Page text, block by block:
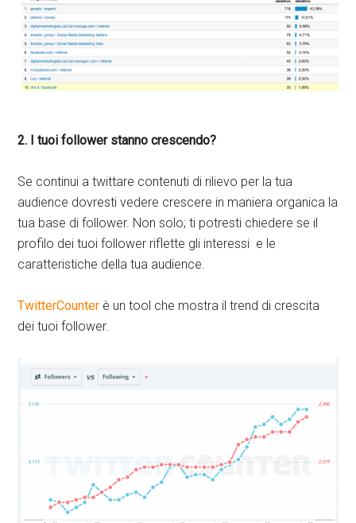
2. I tuoi follower stanno crescendo?
Se continui a twittare contenuti di rilievo per la tua
audience dovresti vedere crescere in maniera organica la
tua base di follower. Non solo; ti potresti chiedere se il
profilo dei tuoi follower riflette gli interessi e le
caratteristiche della tua audience.
TwitterCounter è un tool che mostra il trend di crescita
dei tuoi follower.